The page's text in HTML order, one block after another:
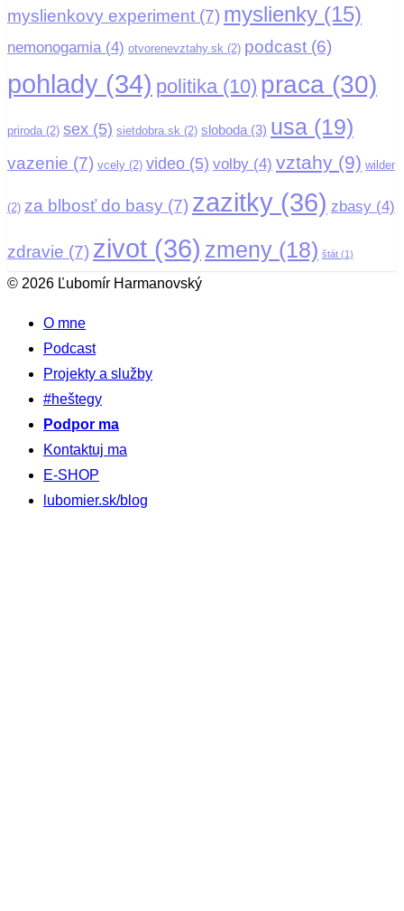
myslienkovy experiment (7) myslienky (15)
nemonogamia(4) otvorenevztahy.sk (2) podcast (6)
pohlady (34) politika(10) praca (30)
priroda (2) sex (5) sietdobra.sk (2) sloboda(3) usa (19)
vazenie (7) vcely (2) video (5) volby (4) vztahy (9) wilder
(2) za blbosť do basy (7) zazitky (36) zbasy (4)
zdravie (7) zivot (36) zmeny (18) štát (1)
© 2026 Ľubomír Harmanovský
O mne
Podcast
Projekty a služby
#heštegy
Podpor ma
Kontaktuj ma
E-SHOP
lubomier.sk/blog